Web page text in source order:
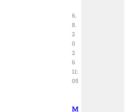
6.
8.
2
0
2
6
11:
05
M